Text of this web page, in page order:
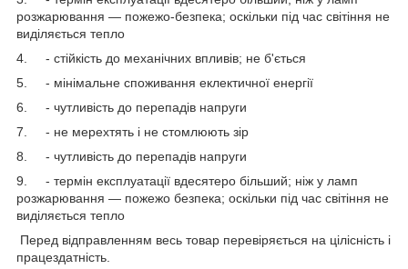
розжарювання — пожежо-безпека; оскільки під час світіння не
виділяється тепло
4. - стійкість до механічних впливів; не б'ється
5. - мінімальне споживання еклектичної енергії
6. - чутливість до перепадів напруги
7. - не мерехтять і не стомлюють зір
8. - чутливість до перепадів напруги
9. - термін експлуатації вдесятеро більший; ніж у ламп
розжарювання — пожежо безпека; оскільки під час світіння не
виділяється тепло
Перед відправленням весь товар перевіряється на цілісність і
працездатність.